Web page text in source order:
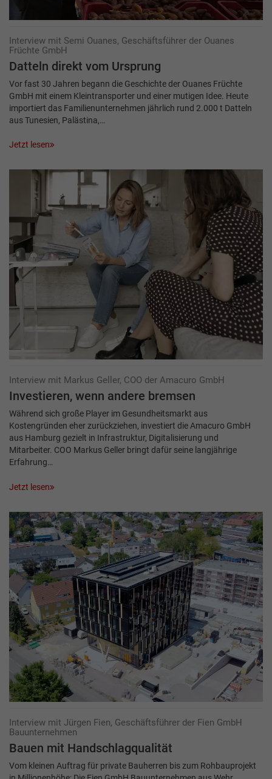
Interview mit Semi Ouanes, Geschäftsführer der Ouanes
Früchte GmbH
Datteln direkt vom Ursprung
Vor fast 30 Jahren begann die Geschichte der Ouanes Früchte
GmbH mit einem Kleintransporter und einer mutigen Idee. Heute
importiert das Familienunternehmen jährlich rund 2.000 t Datteln
aus Tunesien, Palästina,…
Jetzt lesen
Interview mit Markus Geller, COO der Amacuro GmbH
Investieren, wenn andere bremsen
Während sich große Player im Gesundheitsmarkt aus
Kostengründen eher zurückziehen, investiert die Amacuro GmbH
aus Hamburg gezielt in Infrastruktur, Digitalisierung und
Mitarbeiter. COO Markus Geller bringt dafür seine langjährige
Erfahrung…
Jetzt lesen
Interview mit Jürgen Fien, Geschäftsführer der Fien GmbH
Bauunternehmen
Bauen mit Handschlagqualität
Vom kleinen Auftrag für private Bauherren bis zum Rohbauprojekt